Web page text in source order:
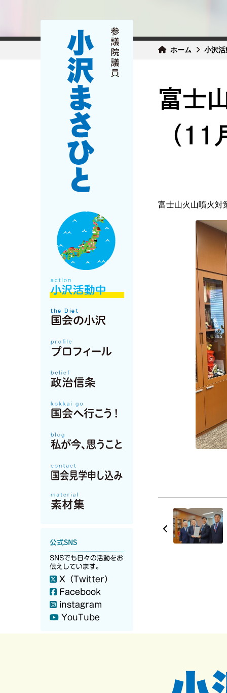
ホーム 小沢
公式SNS
SNSでも日々の活動をお
伝えしています。
X（Twitter）
Facebook
instagram
YouTube
富士
（11
富士山火山噴火対